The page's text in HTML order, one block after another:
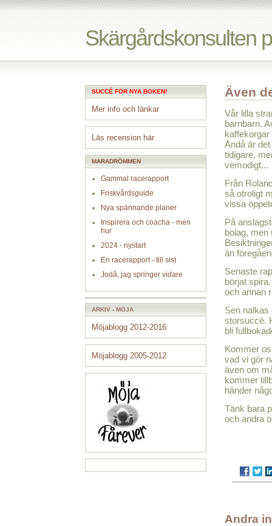
Skärgårdskonsulten
Även
Vår lilla
barnbarn.
Ändå är
tidigare,
vemodigt...
Från
så otroligt
vissa
På
bolag, men
än
Senaste
börjat
och annan
Sen nalkas
storsuccé.
bli
Kommer
vad vi gör
även om
kommer
händer
Tänk bara
och andra
Andra
SUCCÉ FÖR NYA BOKEN!
Mer info och länkar
Läs recension här
MARADRÖMMEN
Gammal racerapport
Friskvårdsguide
Nya spännande planer
Inspirera och coacha - men
hur
2024 - nystart
En racerapport - till sist
Jodå, jag springer vidare
ARKIV - MÖJA
Möjablogg 2012-2016
Möjablogg 2005-2012